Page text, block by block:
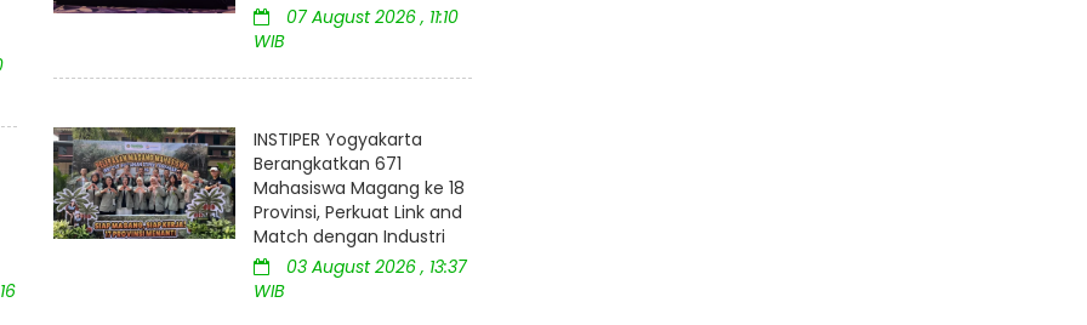
07 August 2026 , 11:10
WIB
INSTIPER Yogyakarta
Berangkatkan 671
Mahasiswa Magang ke 18
Provinsi, Perkuat Link and
Match dengan Industri
03 August 2026 , 13:37
WIB